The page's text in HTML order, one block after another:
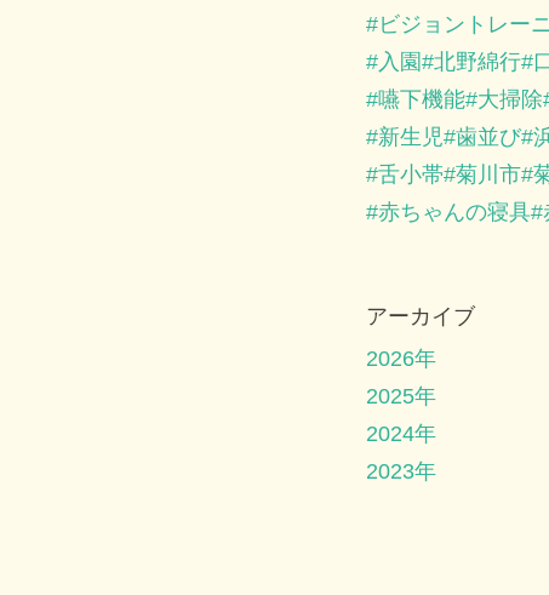
ビジョントレー
入園
北野綿行
嚥下機能 大掃除
新生児 歯並び
舌小帯 菊川市
赤ちゃんの寝具
アーカイブ
2026年
2025年
2024年
2023年